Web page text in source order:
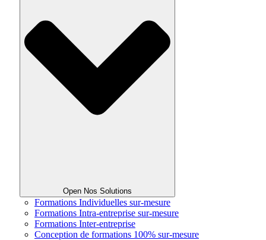
Open Nos Solutions
Formations Individuelles sur-mesure
Formations Intra-entreprise sur-mesure
Formations Inter-entreprise
Conception de formations 100% sur-mesure